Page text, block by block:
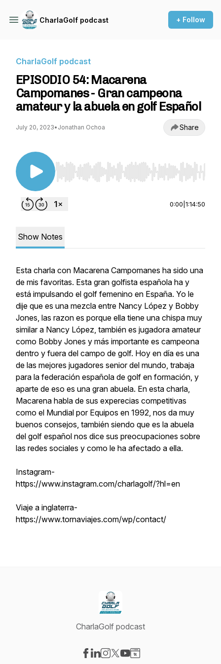
CharlaGolf podcast + Follow
CharlaGolf podcast
EPISODIO 54: Macarena
Campomanes - Gran campeona
amateur y la abuela en golf Español
July 20, 2023• Jonathan Ochoa Share
Use Left/Right to seek, Home/End to jump to
0:00 1:14:50
Show Notes
Esta charla con Macarena Campomanes ha sido una
de mis favoritas. Esta gran golfista española ha y
está impulsando el golf femenino en España. Yo le
dije que es una mezcla entre Nancy López y Bobby
Jones, las razon es porque ella tiene una chispa muy
similar a Nancy López, también es jugadora amateur
como Bobby Jones y más importante es campeona
dentro y fuera del campo de golf. Hoy en día es una
de las mejores jugadores senior del mundo, trabaja
para la federación española de golf en formación, y
aparte de eso es una gran abuela. En esta charla,
Macarena habla de sus experecias competitivas
como el Mundial por Equipos en 1992, nos da muy
buenos consejos, también siendo que es la abuela
del golf español nos dice sus preocupaciones sobre
las redes sociales y como le ha afectado a ella.
Instagram-
https://www.instagram.com/charlagolf/?hl=en
Viaje a inglaterra-
https://www.tornaviajes.com/wp/contact/
CharlaGolf podcast